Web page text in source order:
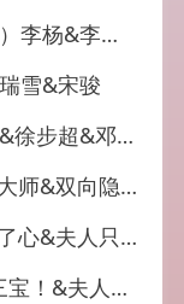
杨&李昊航
雪&宋骏
相南&邹雅涵
级大师（78集）AI短剧
动了心（88集）AI短剧
三宝（60集）AI短剧